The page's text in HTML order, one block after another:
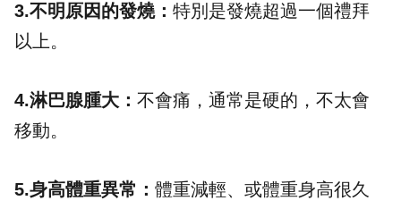
3.不明原因的發燒： 特別是發燒超過一個禮拜
以上。
4.淋巴腺腫大： 不會痛，通常是硬的，不太會
移動。
5.身高體重異常： 體重減輕、或體重身高很久